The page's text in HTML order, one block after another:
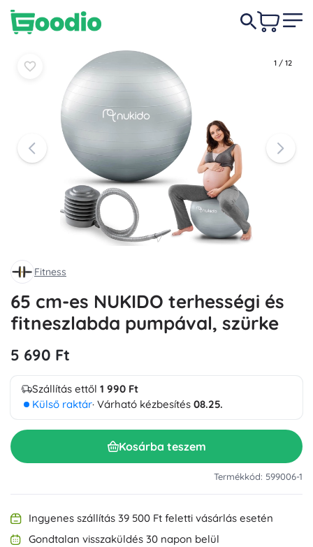
1 / 12
Fitness
65 cm-es NUKIDO terhességi és
fitneszlabda pumpával, szürke
5 690 Ft
Szállítás ettől 1 990 Ft
Külső raktár· Várható kézbesítés 08.25.
Kosárba teszem
Termékkód: 599006-1
Ingyenes szállítás 39 500 Ft feletti vásárlás esetén
Gondtalan visszaküldés 30 napon belül
5 690 Ft Kosárba